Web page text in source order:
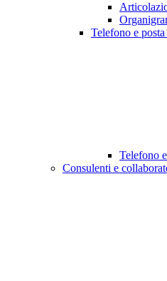
Telefono e
Telefono
Consulenti e